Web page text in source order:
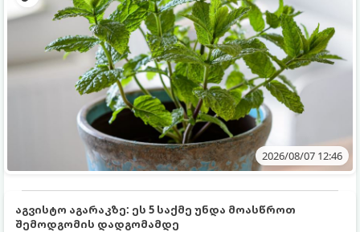
2026/08/07 12:46
აგვისტო აგარაკზე: ეს 5 საქმე უნდა მოასწროთ
შემოდგომის დადგომამდე